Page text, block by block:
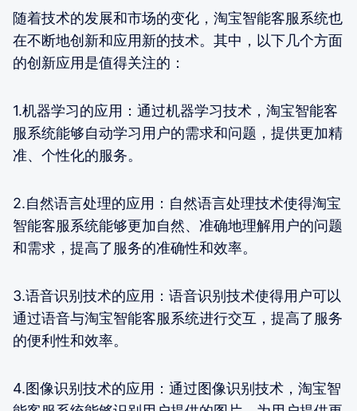
随着技术的发展和市场的变化，淘宝智能客服系统也
在不断地创新和应用新的技术。其中，以下几个方面
的创新应用是值得关注的：
1.机器学习的应用：通过机器学习技术，淘宝智能客
服系统能够自动学习用户的需求和问题，提供更加精
准、个性化的服务。
2.自然语言处理的应用：自然语言处理技术使得淘宝
智能客服系统能够更加自然、准确地理解用户的问题
和需求，提高了服务的准确性和效率。
3.语音识别技术的应用：语音识别技术使得用户可以
通过语音与淘宝智能客服系统进行交互，提高了服务
的便利性和效率。
4.图像识别技术的应用：通过图像识别技术，淘宝智